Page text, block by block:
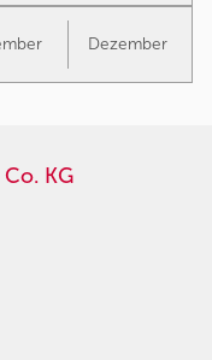
Dezember
KG